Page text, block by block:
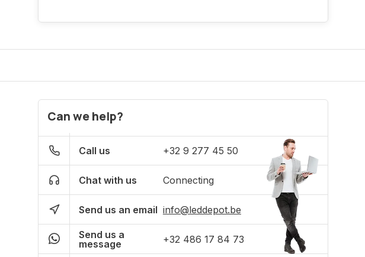
Can we help?
Call us +32 9 277 45 50
Chat with us Connecting
Send us an email info@leddepot.be
Send us a
message
+32 486 17 84 73